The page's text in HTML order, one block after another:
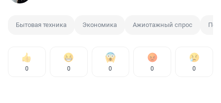
Бытовая техника Экономика Ажиотажный спрос
0 0 0 0 0